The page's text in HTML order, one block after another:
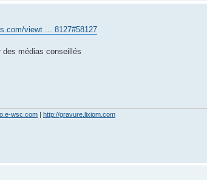
viewt ... 8127#58127
médias conseillés
wsc.com | http://gravure.lixiom.com